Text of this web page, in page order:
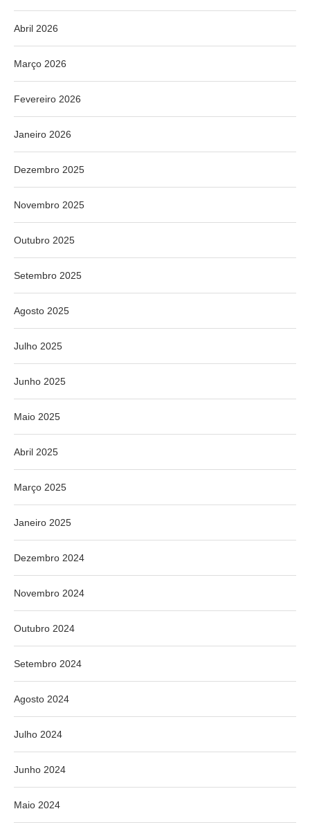
Abril 2026
Março 2026
Fevereiro 2026
Janeiro 2026
Dezembro 2025
Novembro 2025
Outubro 2025
Setembro 2025
Agosto 2025
Julho 2025
Junho 2025
Maio 2025
Abril 2025
Março 2025
Janeiro 2025
Dezembro 2024
Novembro 2024
Outubro 2024
Setembro 2024
Agosto 2024
Julho 2024
Junho 2024
Maio 2024